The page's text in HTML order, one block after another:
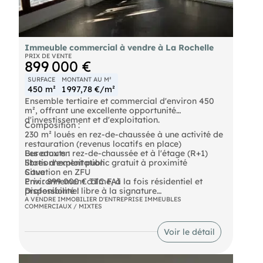
Façades vitrées et nombreux espaces verts
livraison 2em trimestre 2026. Livré brut de béton.
Possibilité de division.
Immeuble commercial à vendre à La Rochelle
PRIX DE VENTE
899 000 €
SURFACE
450 m²
MONTANT AU M²
1 997,78 €/m²
Ensemble tertiaire et commercial d'environ 450
m², offrant une excellente opportunité
d'investissement et d'exploitation.
Composition :
230 m² loués en rez-de-chaussée à une activité de
restauration (revenus locatifs en place)
Bureaux en rez-de-chaussée et à l'étage (R+1)
libres d'exploitation
Cave
Les atouts :
Stationnement public gratuit à proximité
Situation en ZFU
Environnement calme, à la fois résidentiel et
professionnel
Commerces et services à proximité immédiate
Idéal pour professions libérales ou projet mixte
Prix : 899 000 € TTC FAI
Disponibilité : libre à la signature
- Honoraires : 5.4% TTC à la charge de l'acquéreur
A VENDRE IMMOBILIER D'ENTREPRISE IMMEUBLES
COMMERCIAUX / MIXTES
Voir le détail